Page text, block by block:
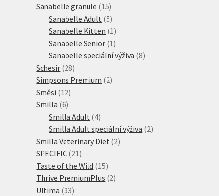
Sanabelle granule 1515
produktů
Sanabelle Adult 55
produktů
Sanabelle Kitten 11
produkt
Sanabelle Senior 11
produkt
Sanabelle speciální výživa 88
Schesir 2828
produktů
Simpsons Premium 22
Směsi 1212
Smilla 66
produktů
Smilla Adult 44
produkty
Smilla Adult speciální výživa 22
Smilla Veterinary Diet 22
SPECIFIC 2121
produktů
Taste of the Wild 1515
produktů
Thrive PremiumPlus 22
Ultima 3333